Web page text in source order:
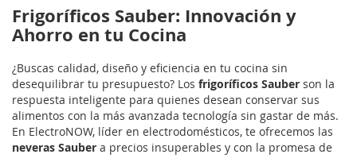
Frigoríficos Sauber: Innovación y
Ahorro en tu Cocina
¿Buscas calidad, diseño y eficiencia en tu cocina sin
desequilibrar tu presupuesto? Los frigoríficos Sauber son la
respuesta inteligente para quienes desean conservar sus
alimentos con la más avanzada tecnología sin gastar de más.
En ElectroNOW, líder en electrodomésticos, te ofrecemos las
neveras Sauber a precios insuperables y con la promesa de